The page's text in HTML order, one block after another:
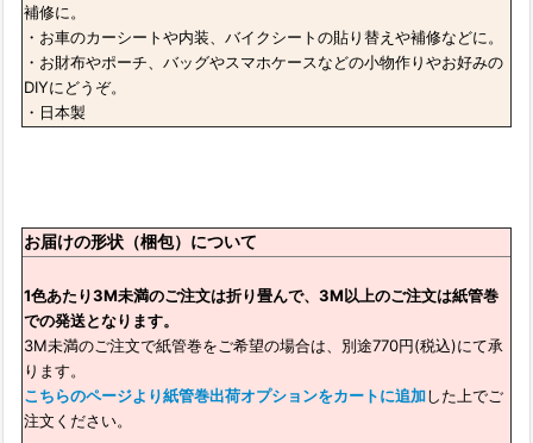
補修に。
・お車のカーシートや内装、バイクシートの貼り替えや補修などに。
・お財布やポーチ、バッグやスマホケースなどの小物作りやお好みの
DIYにどうぞ。
・日本製
お届けの形状（梱包）について
1色あたり3M未満のご注文は折り畳んで、3M以上のご注文は紙管巻
での発送となります。
3M未満のご注文で紙管巻をご希望の場合は、別途770円(税込)にて承
ります。
こちらのページより紙管巻出荷オプションをカートに追加した上でご
注文ください。